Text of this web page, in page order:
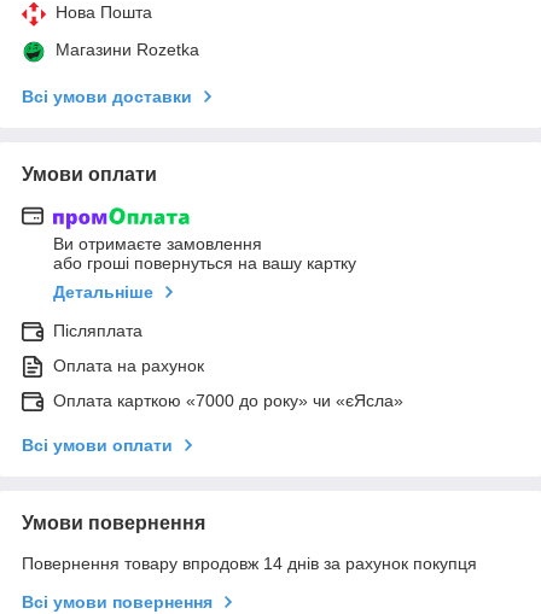
Нова Пошта
Магазини Rozetka
Всі умови доставки
Умови оплати
Ви отримаєте замовлення
або гроші повернуться на вашу картку
Детальніше
Післяплата
Оплата на рахунок
Оплата карткою «7000 до року» чи «єЯсла»
Всі умови оплати
Умови повернення
Повернення товару впродовж 14 днів за рахунок покупця
Всі умови повернення